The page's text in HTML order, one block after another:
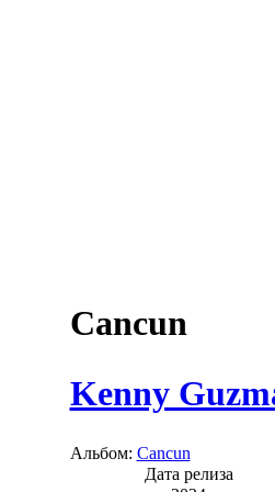
Cancun
Kenny
Альбом: Cancun
Дата релиза